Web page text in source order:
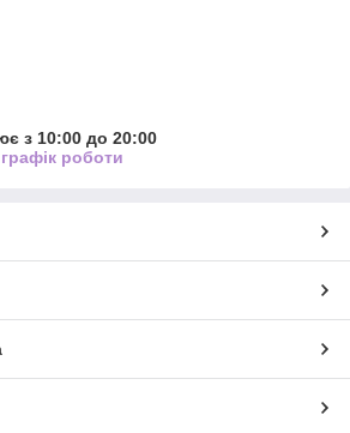
з 10:00 до 20:00
роботи